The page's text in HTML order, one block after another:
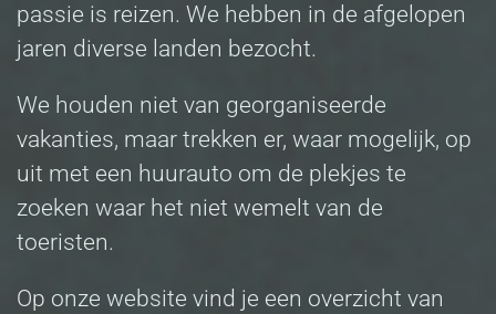
passie is reizen. We hebben in de afgelopen
jaren diverse landen bezocht.
We houden niet van georganiseerde
vakanties, maar trekken er, waar mogelijk, op
uit met een huurauto om de plekjes te
zoeken waar het niet wemelt van de
toeristen.
Op onze website vind je een overzicht van